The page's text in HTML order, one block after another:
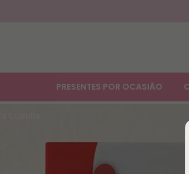
PRESENTES POR OCASIÃO